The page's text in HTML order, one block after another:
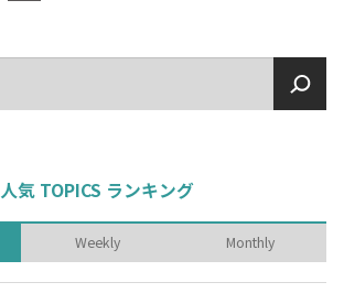
人気 TOPICS ランキング
Weekly Monthly